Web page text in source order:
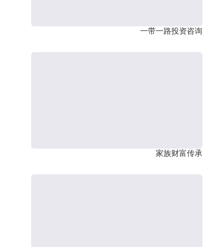
一带一路投资咨询
家族财富传承